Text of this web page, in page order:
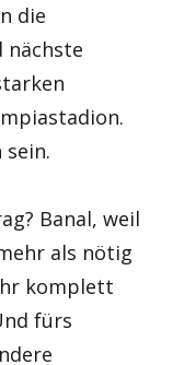
die
nächste
Banal, weil
als nötig
komplett
fürs